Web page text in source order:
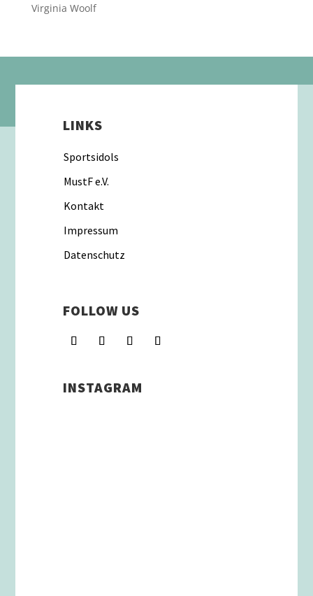
Virginia Woolf
LINKS
Sportsidols
MustF e.V.
Kontakt
Impressum
Datenschutz
FOLLOW US
INSTAGRAM